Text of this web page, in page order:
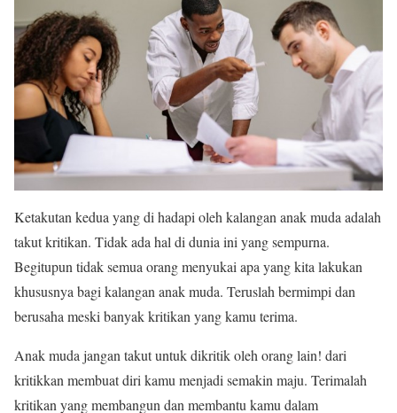
Ketakutan kedua yang di hadapi oleh kalangan anak muda adalah
takut kritikan. Tidak ada hal di dunia ini yang sempurna.
Begitupun tidak semua orang menyukai apa yang kita lakukan
khususnya bagi kalangan anak muda. Teruslah bermimpi dan
berusaha meski banyak kritikan yang kamu terima.
Anak muda jangan takut untuk dikritik oleh orang lain! dari
kritikkan membuat diri kamu menjadi semakin maju. Terimalah
kritikan yang membangun dan membantu kamu dalam